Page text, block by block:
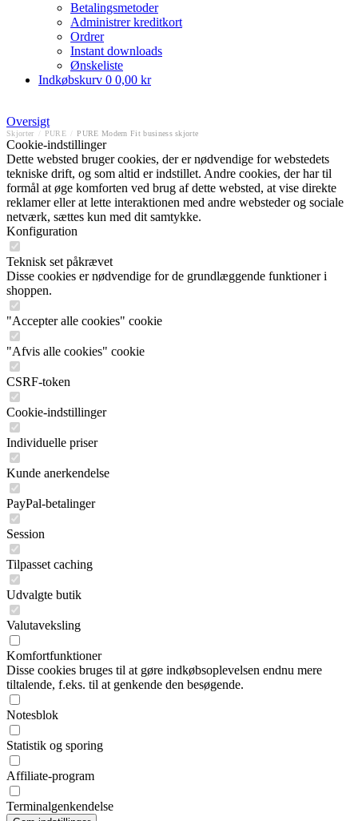
Betalingsmetoder
Administrer kreditkort
Ordrer
Instant downloads
Ønskeliste
Indkøbskurv 0 0,00 kr
Oversigt
Skjorter PURE PURE Modern Fit business skjorte
Cookie-indstillinger
Dette websted bruger cookies, der er nødvendige for webstedets
tekniske drift, og som altid er indstillet. Andre cookies, der har til
formål at øge komforten ved brug af dette websted, at vise direkte
reklamer eller at lette interaktionen med andre websteder og sociale
netværk, sættes kun med dit samtykke.
Konfiguration
Teknisk set påkrævet
Disse cookies er nødvendige for de grundlæggende funktioner i
shoppen.
"Accepter alle cookies" cookie
"Afvis alle cookies" cookie
CSRF-token
Cookie-indstillinger
Individuelle priser
Kunde anerkendelse
PayPal-betalinger
Session
Tilpasset caching
Udvalgte butik
Valutaveksling
Komfortfunktioner
Disse cookies bruges til at gøre indkøbsoplevelsen endnu mere
tiltalende, f.eks. til at genkende den besøgende.
Notesblok
Statistik og sporing
Affiliate-program
Terminalgenkendelse